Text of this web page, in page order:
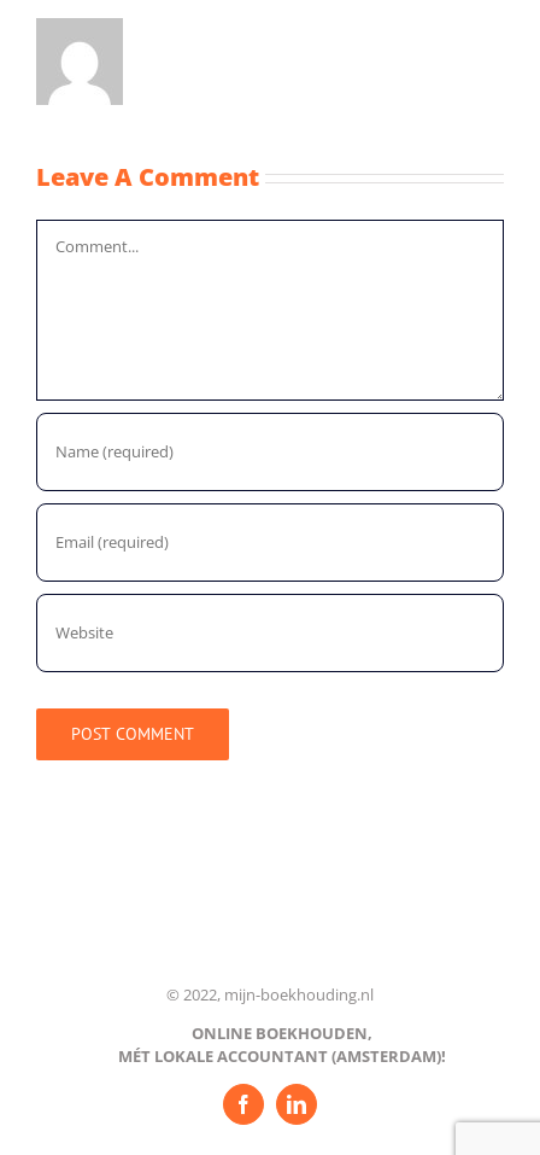
Leave A Comment
© 2022, mijn-boekhouding.nl
ONLINE BOEKHOUDEN,
MÉT LOKALE ACCOUNTANT (AMSTERDAM)!